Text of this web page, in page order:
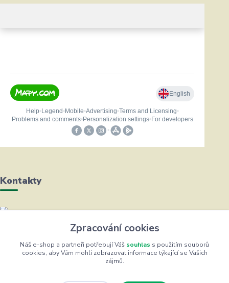
Kontakty
Helena Bayerová
+420 604 711 491
(Po-Čt, 8-16 hod.)
Zpracování cookies
Náš e-shop a partneři potřebují Váš souhlas s použitím souborů
cookies, aby Vám mohli zobrazovat informace týkající se Vašich
zájmů.